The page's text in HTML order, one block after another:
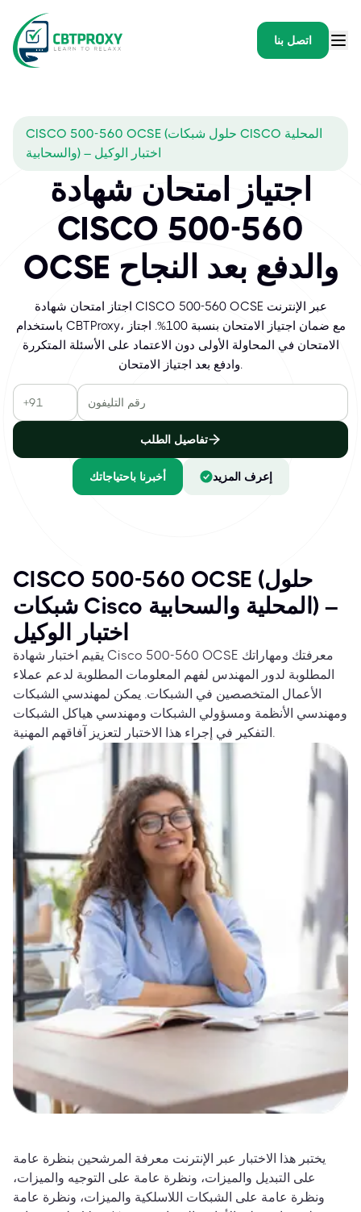
اتصل بنا
CISCO 500-560 OCSE (حلول شبكات CISCO المحلية
والسحابية) – اختبار الوكيل
اجتياز امتحان شهادة
CISCO 500-560
OCSE والدفع بعد النجاح
اجتاز امتحان شهادة CISCO 500-560 OCSE عبر الإنترنت
باستخدام CBTProxy، مع ضمان اجتياز الامتحان بنسبة 100%. اجتاز
الامتحان في المحاولة الأولى دون الاعتماد على الأسئلة المتكررة
وادفع بعد اجتياز الامتحان.
تفاصيل الطلب
أخبرنا باحتياجاتك إعرف المزيد
CISCO 500-560 OCSE (حلول
شبكات Cisco المحلية والسحابية) –
اختبار الوكيل
يقيم اختبار شهادة Cisco 500-560 OCSE معرفتك ومهاراتك
المطلوبة لدور المهندس لفهم المعلومات المطلوبة لدعم عملاء
الأعمال المتخصصين في الشبكات. يمكن لمهندسي الشبكات
ومهندسي الأنظمة ومسؤولي الشبكات ومهندسي هياكل الشبكات
التفكير في إجراء هذا الاختبار لتعزيز آفاقهم المهنية.
يختبر هذا الاختبار عبر الإنترنت معرفة المرشحين بنظرة عامة
على التبديل والميزات، ونظرة عامة على التوجيه والميزات،
ونظرة عامة على الشبكات اللاسلكية والميزات، ونظرة عامة